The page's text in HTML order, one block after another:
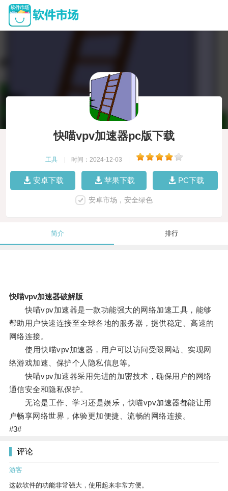
快喵vpv加速器pc版下载
工具 时间：2024-12-03
安卓下载 苹果下载 PC下载
安卓市场，安全绿色
简介 排行
快喵vpv加速器破解版
快喵vpv加速器是一款功能强大的网络加速工具，能够
帮助用户快速连接至全球各地的服务器，提供稳定、高速的
网络连接。
使用快喵vpv加速器，用户可以访问受限网站、实现网
络游戏加速、保护个人隐私信息等。
快喵vpv加速器采用先进的加密技术，确保用户的网络
通信安全和隐私保护。
无论是工作、学习还是娱乐，快喵vpv加速器都能让用
户畅享网络世界，体验更加便捷、流畅的网络连接。
#3#
评论
游客
这款软件的功能非常强大，使用起来非常方便。